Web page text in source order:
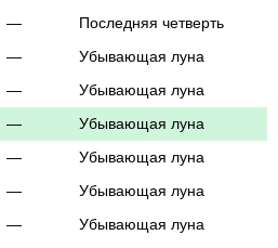
—
Последняя четверть
—
Убывающая луна
—
Убывающая луна
—
Убывающая луна
—
Убывающая луна
—
Убывающая луна
—
Убывающая луна